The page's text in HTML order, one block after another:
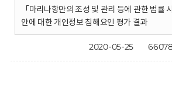
「마리나항만의 조성 및 관리 등에 관한 법률
안에 대한 개인정보 침해요인 평가 결과
2020-05-25